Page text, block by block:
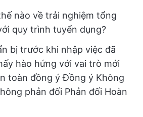
nào về trải nghiệm tổng
quy trình tuyển dụng?
bị trước khi nhập việc đã
hào hứng với vai trò mới
toàn đồng ý Đồng ý Không
phản đối Phản đối Hoàn